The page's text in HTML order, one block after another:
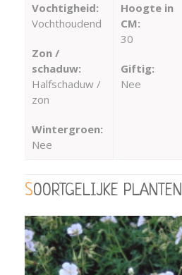
Vochtigheid:
Vochthoudend
Zon /
schaduw:
Halfschaduw /
zon
Wintergroen:
Nee
Hoogte in
CM:
30
Giftig:
Nee
SOORTGELIJKE PLANTEN